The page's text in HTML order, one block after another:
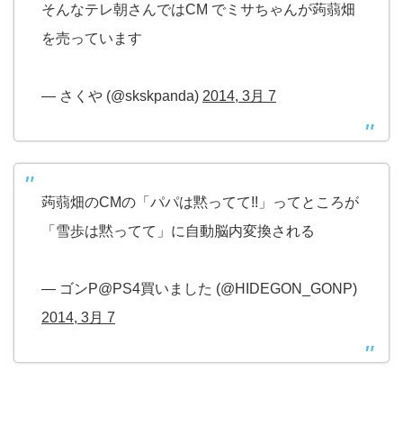
そんなテレ朝さんではCM でミサちゃんが蒟蒻畑
を売っています
— さくや (@skskpanda) 2014, 3月 7
蒟蒻畑のCMの「パパは黙ってて!!」ってところが
「雪歩は黙ってて」に自動脳内変換される
— ゴンP@PS4買いました (@HIDEGON_GONP)
2014, 3月 7